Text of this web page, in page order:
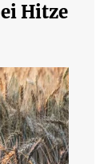
Hitze